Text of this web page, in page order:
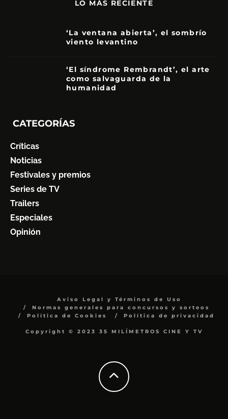
LO MÁS RECIENTE
‘La ventana abierta’, el sombrío
viento levantino
‘El síndrome Rembrandt’, el arte
como salvaguarda de la
humanidad
CATEGORÍAS
Críticas
Noticias
Festivales y premios
Series de TV
Trailers
Especiales
Opinión
Aviso Legal y Términos de Uso
Normas generales para concursos y sorteos
Política de Cookies
Política de privacidad
Copyright © 2023 35 MILÍMETROS CINE Y TV